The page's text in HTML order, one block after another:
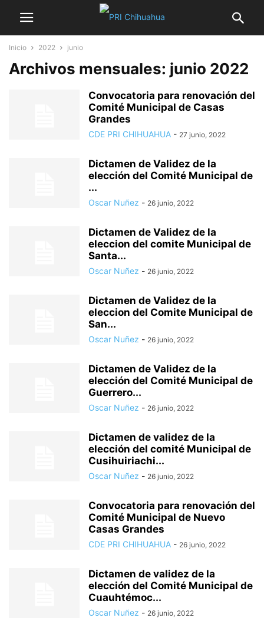
Inicio 2022 junio
Archivos mensuales: junio 2022
Convocatoria para renovación del
Comité Municipal de Casas
Grandes
CDE PRI CHIHUAHUA - 27 junio, 2022
Dictamen de Validez de la
elección del Comité Municipal de
...
Oscar Nuñez - 26 junio, 2022
Dictamen de Validez de la
eleccion del comite Municipal de
Santa...
Oscar Nuñez - 26 junio, 2022
Dictamen de Validez de la
eleccion del Comite Municipal de
San...
Oscar Nuñez - 26 junio, 2022
Dictamen de Validez de la
elección del Comité Municipal de
Guerrero...
Oscar Nuñez - 26 junio, 2022
Dictamen de validez de la
elección del comité Municipal de
Cusihuiriachi...
Oscar Nuñez - 26 junio, 2022
Convocatoria para renovación del
Comité Municipal de Nuevo
Casas Grandes
CDE PRI CHIHUAHUA - 26 junio, 2022
Dictamen de validez de la
elección del Comité Municipal de
Cuauhtémoc...
Oscar Nuñez - 26 junio, 2022